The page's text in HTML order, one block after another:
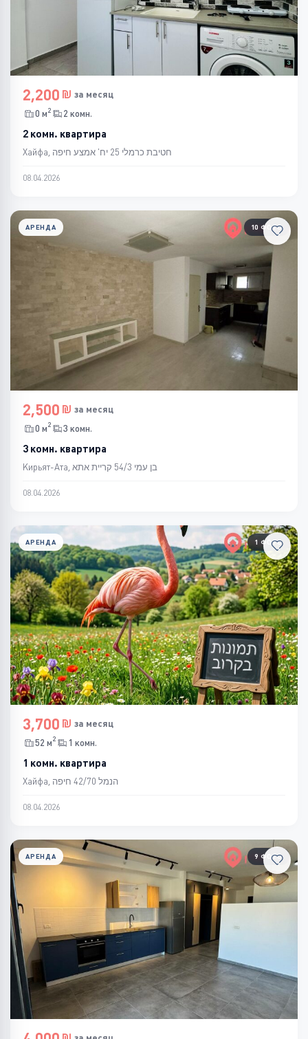
2,200
за месяц
0 м2 2 комн.
2 комн. квартира
Хайфа, חטיבת כרמלי 25 יח' אמצע חיפה
08.04.2026
10 ФОТО
АРЕНДА
2,500
за месяц
0 м2 3 комн.
3 комн. квартира
Кирьят-Ата, בן עמי 54/3 קריית אתא
08.04.2026
1 ФОТО
АРЕНДА
3,700
за месяц
52 м2 1 комн.
1 комн. квартира
Хайфа, הנמל 42/70 חיפה
08.04.2026
9 ФОТО
АРЕНДА